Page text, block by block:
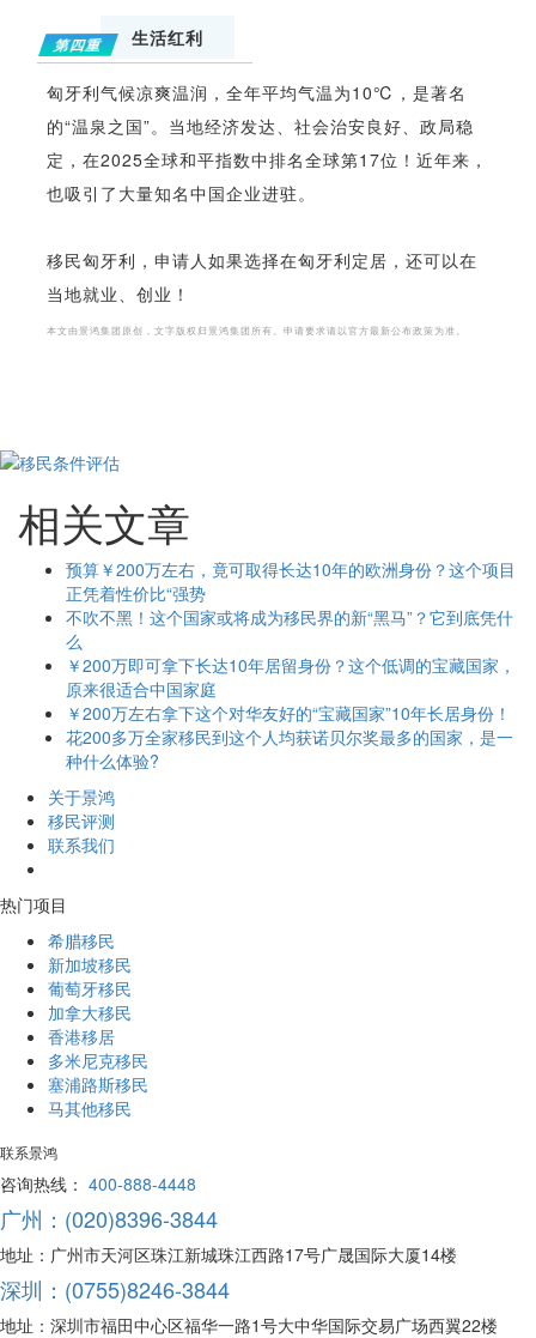
第四重 生活红利
匈牙利气候凉爽温润，全年平均气温为10℃，是著名
的“温泉之国”。当地经济发达、社会治安良好、政局稳
定，在2025全球和平指数中排名全球第17位！近年来，
也吸引了大量知名中国企业进驻。
移民匈牙利，申请人如果选择在匈牙利定居，还可以在
当地就业、创业！
本文由景鸿集团原创，文字版权归景鸿集团所有。申请要求请以官方最新公布政策为准。
相关文章
预算￥200万左右，竟可取得长达10年的欧洲身份？这个项目
正凭着性价比“强势
不吹不黑！这个国家或将成为移民界的新“黑马”？它到底凭什
么
￥200万即可拿下长达10年居留身份？这个低调的宝藏国家，
原来很适合中国家庭
￥200万左右拿下这个对华友好的“宝藏国家”10年长居身份！
花200多万全家移民到这个人均获诺贝尔奖最多的国家，是一
种什么体验?
关于景鸿
移民评测
联系我们
热门项目
希腊移民
新加坡移民
葡萄牙移民
加拿大移民
香港移居
多米尼克移民
塞浦路斯移民
马其他移民
联系景鸿
咨询热线： 400-888-4448
广州：(020)8396-3844
地址：广州市天河区珠江新城珠江西路17号广晟国际大厦14楼
深圳：(0755)8246-3844
地址：深圳市福田中心区福华一路1号大中华国际交易广场西翼22楼